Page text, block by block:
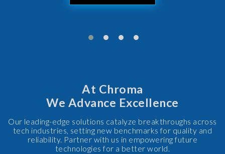
At Chroma
We Advance Excellence
Our leading-edge solutions catalyze breakthroughs across
tech industries, setting new benchmarks for quality and
reliability. Partner with us in empowering future
technologies for a better world.